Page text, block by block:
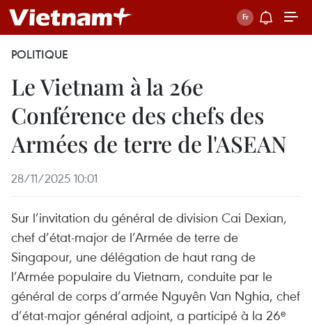
POLITIQUE
Le Vietnam à la 26e
Conférence des chefs des
Armées de terre de l'ASEAN
28/11/2025 10:01
Sur l’invitation du général de division Cai Dexian,
chef d’état-major de l’Armée de terre de
Singapour, une délégation de haut rang de
l’Armée populaire du Vietnam, conduite par le
général de corps d’armée Nguyên Van Nghia, chef
d’état-major général adjoint, a participé à la 26ᵉ